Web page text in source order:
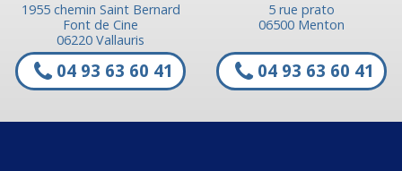
1955 chemin Saint Bernard
Font de Cine
06220 Vallauris
04 93 63 60 41
5 rue prato
06500 Menton
04 93 63 60 41